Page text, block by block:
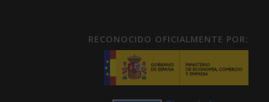
RECONOCIDO OFICIALMENTE POR: